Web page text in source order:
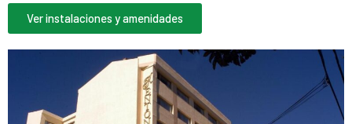
Ver instalaciones y amenidades